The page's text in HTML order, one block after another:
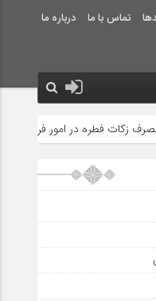
تماس با ما درباره ما
فرهنگی جلوه‌های بزرگ